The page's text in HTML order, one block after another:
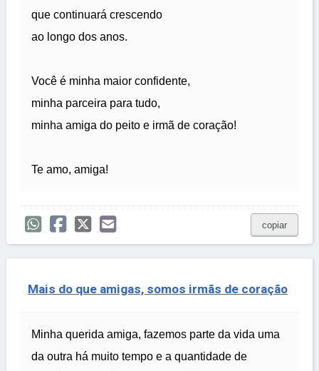
que continuará crescendo
ao longo dos anos.
Você é minha maior confidente,
minha parceira para tudo,
minha amiga do peito e irmã de coração!
Te amo, amiga!
copiar
Mais do que amigas, somos irmãs de coração
Minha querida amiga, fazemos parte da vida uma
da outra há muito tempo e a quantidade de